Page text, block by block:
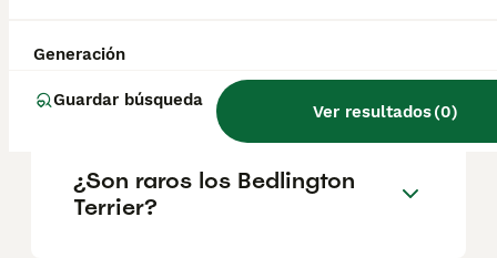
Generación
Guardar búsqueda
Ver resultados(0)
¿Qué es un Bedlington
Terrier?
¿Son raros los Bedlington
Terrier?